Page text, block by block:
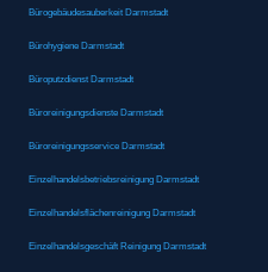
Bürogebäudesauberkeit Darmstadt
Bürohygiene Darmstadt
Büroputzdienst Darmstadt
Büroreinigungsdienste Darmstadt
Büroreinigungsservice Darmstadt
Einzelhandelsbetriebsreinigung Darmstadt
Einzelhandelsflächenreinigung Darmstadt
Einzelhandelsgeschäft Reinigung Darmstadt